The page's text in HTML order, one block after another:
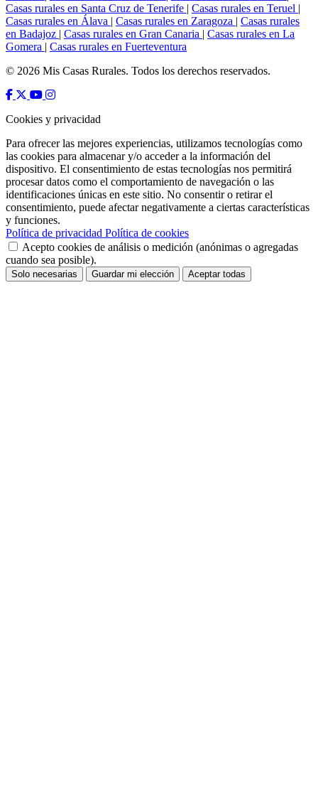
Casas rurales en Santa Cruz de Tenerife | Casas rurales en Teruel |
Casas rurales en Álava | Casas rurales en Zaragoza | Casas rurales
en Badajoz | Casas rurales en Gran Canaria | Casas rurales en La
Gomera | Casas rurales en Fuerteventura
© 2026 Mis Casas Rurales. Todos los derechos reservados.
Cookies y privacidad
Para ofrecer las mejores experiencias, utilizamos tecnologías como
las cookies para almacenar y/o acceder a la información del
dispositivo. El consentimiento de estas tecnologías nos permitirá
procesar datos como el comportamiento de navegación o las
identificaciones únicas en este sitio. No consentir o retirar el
consentimiento, puede afectar negativamente a ciertas características
y funciones.
Política de privacidad Política de cookies
Acepto cookies de análisis o medición (anónimas o agregadas
cuando sea posible).
Solo necesarias Guardar mi elección Aceptar todas